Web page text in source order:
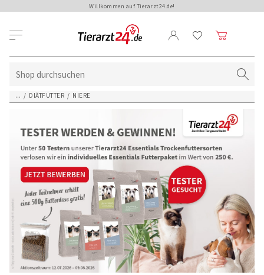
Willkommen auf Tierarzt24.de!
... / DIÄTFUTTER / NIERE